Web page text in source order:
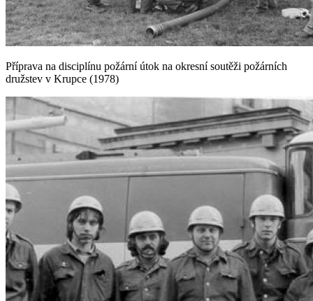
Příprava na disciplínu požární útok na okresní soutěži požárních
družstev v Krupce (1978)